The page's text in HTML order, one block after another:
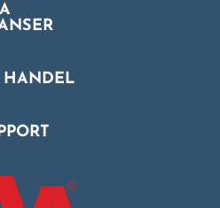
HANDEL